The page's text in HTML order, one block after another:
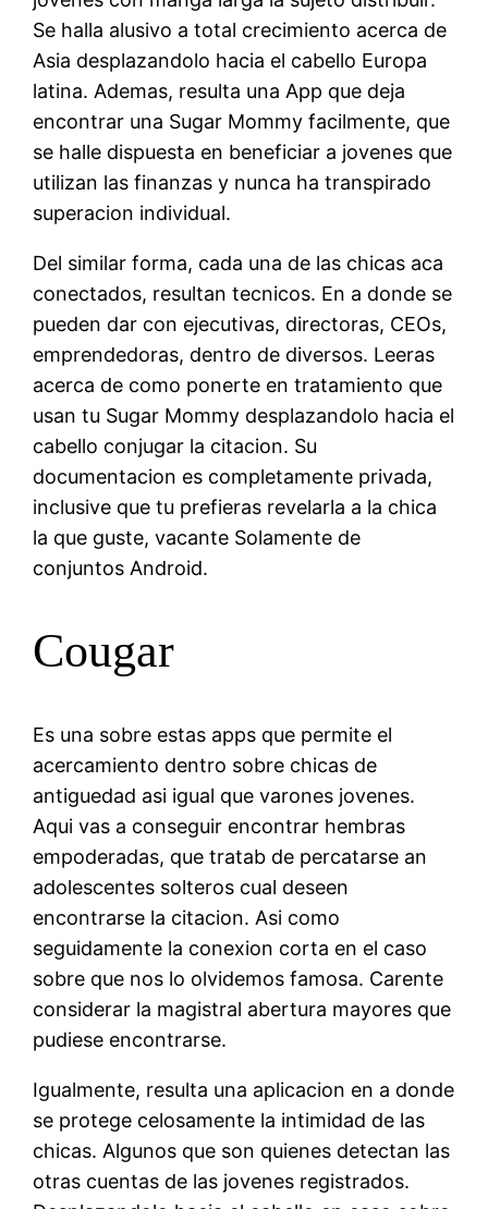
Se halla alusivo a total crecimiento acerca de
Asia desplazandolo hacia el cabello Europa
latina. Ademas, resulta una App que deja
encontrar una Sugar Mommy facilmente, que
se halle dispuesta en beneficiar a jovenes que
utilizan las finanzas y nunca ha transpirado
superacion individual.
Del similar forma, cada una de las chicas aca
conectados, resultan tecnicos. En a donde se
pueden dar con ejecutivas, directoras, CEOs,
emprendedoras, dentro de diversos. Leeras
acerca de como ponerte en tratamiento que
usan tu Sugar Mommy desplazandolo hacia el
cabello conjugar la citacion. Su
documentacion es completamente privada,
inclusive que tu prefieras revelarla a la chica
la que guste, vacante Solamente de
conjuntos Android.
Cougar
Es una sobre estas apps que permite el
acercamiento dentro sobre chicas de
antiguedad asi igual que varones jovenes.
Aqui vas a conseguir encontrar hembras
empoderadas, que tratab de percatarse an
adolescentes solteros cual deseen
encontrarse la citacion. Asi como
seguidamente la conexion corta en el caso
sobre que nos lo olvidemos famosa. Carente
considerar la magistral abertura mayores que
pudiese encontrarse.
Igualmente, resulta una aplicacion en a donde
se protege celosamente la intimidad de las
chicas. Algunos que son quienes detectan las
otras cuentas de las jovenes registrados.